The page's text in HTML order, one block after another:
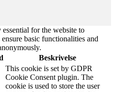
for the website to
basic functionalities and
Beskrivelse
This cookie is set by GDPR
Cookie Consent plugin. The
cookie is used to store the user